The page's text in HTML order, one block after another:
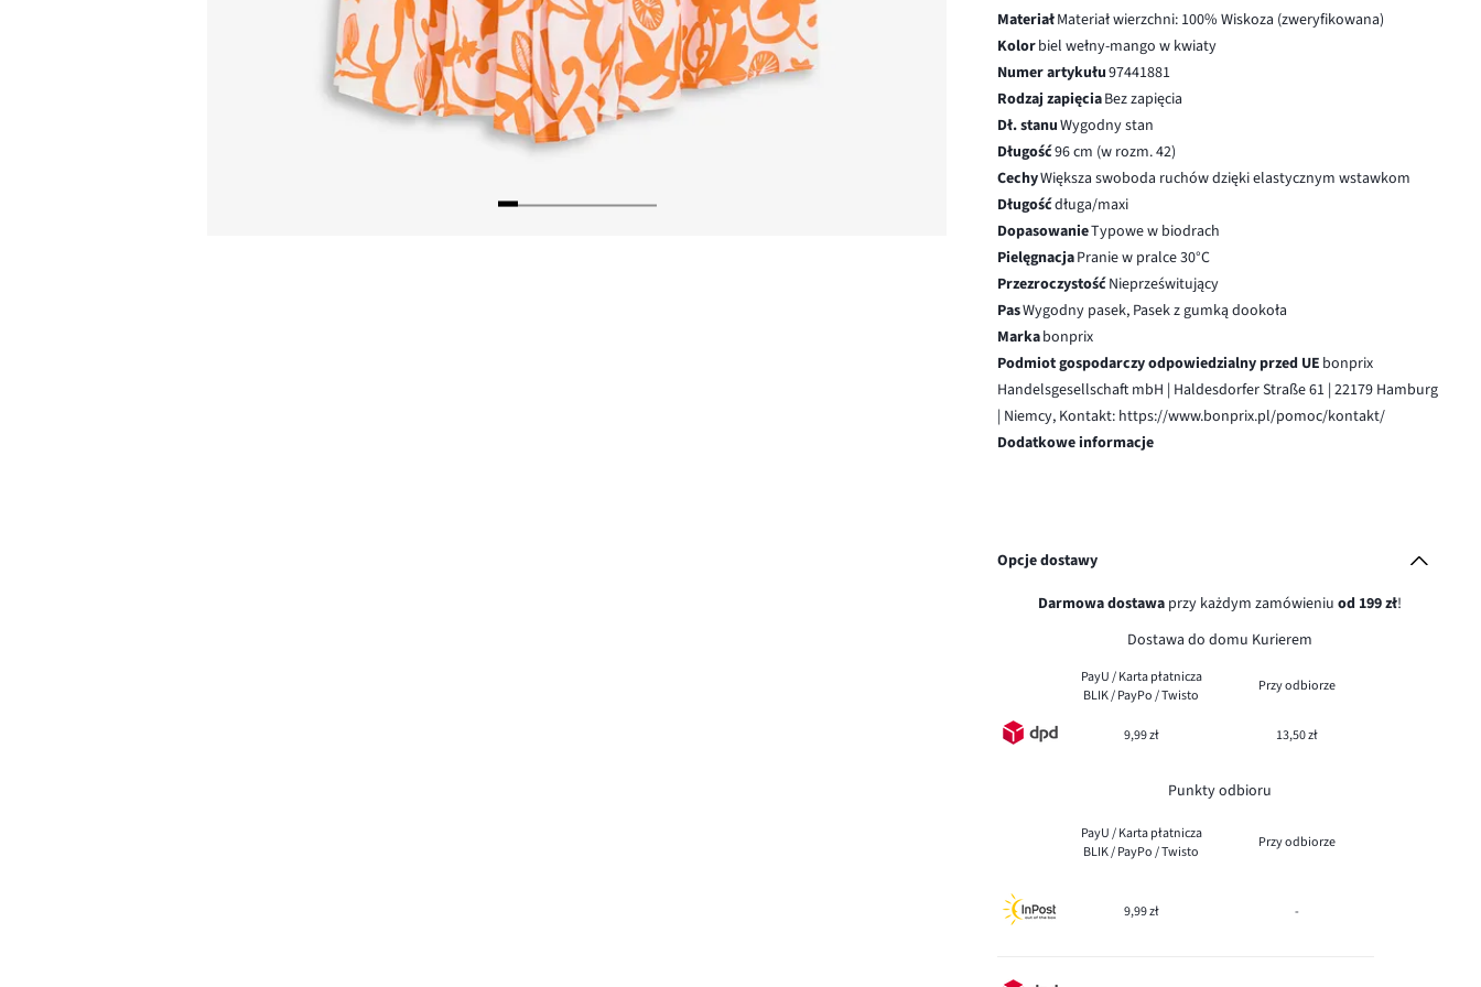
MateriałMateriał wierzchni: 100% Wiskoza (zweryfikowana)
Kolorbiel wełny-mango w kwiaty
Numer artykułu97441881
Rodzaj zapięciaBez zapięcia
Dł. stanuWygodny stan
Długość96 cm (w rozm. 42)
CechyWiększa swoboda ruchów dzięki elastycznym wstawkom
Długośćdługa/maxi
DopasowanieTypowe w biodrach
PielęgnacjaPranie w pralce 30°C
PrzezroczystośćNieprześwitujący
PasWygodny pasek, Pasek z gumką dookoła
Markabonprix
Podmiot gospodarczy odpowiedzialny przed UE bonprix
Handelsgesellschaft mbH | Haldesdorfer Straße 61 | 22179 Hamburg
| Niemcy, Kontakt: https://www.bonprix.pl/pomoc/kontakt/
Dodatkowe informacje
Opcje dostawy
Darmowa dostawaprzy każdym zamówieniu od 199 zł!
Dostawa do domu Kurierem
PayU / Karta płatnicza
BLIK / PayPo / Twisto
Przy odbiorze
9,99 zł 13,50 zł
Punkty odbioru
PayU / Karta płatnicza
BLIK / PayPo / Twisto
Przy odbiorze
9,99 zł -